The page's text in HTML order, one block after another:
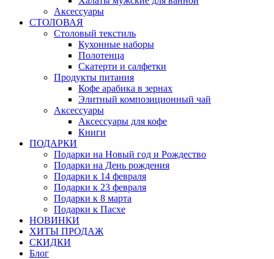
Аксессуары
СТОЛОВАЯ
Столовый текстиль
Кухонные наборы
Полотенца
Скатерти и салфетки
Продукты питания
Кофе арабика в зернах
Элитный композиционный чай
Аксессуары
Аксессуары для кофе
Книги
ПОДАРКИ
Подарки на Новый год и Рождество
Подарки на День рождения
Подарки к 14 февраля
Подарки к 23 февраля
Подарки к 8 марта
Подарки к Пасхе
НОВИНКИ
ХИТЫ ПРОДАЖ
СКИДКИ
Блог